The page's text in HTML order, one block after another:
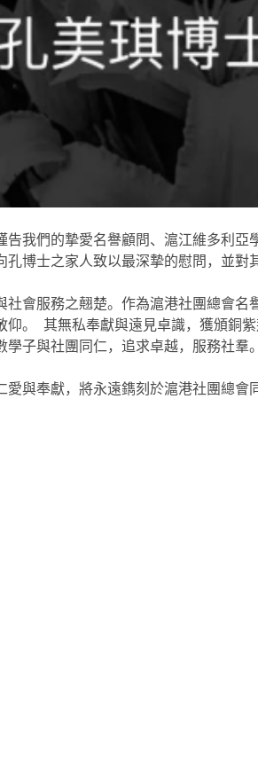
我們的摯愛名譽顧問、滬江維多利
博士之家人致以最深摯的慰問，並對
會服務之翹楚。作為滬港社團總會
。 其無私奉獻與遠見卓識，獲頒銅
子與社團同仁，追求卓越，服務社羣。
與奉獻，將永遠鐫刻於滬港社團總會